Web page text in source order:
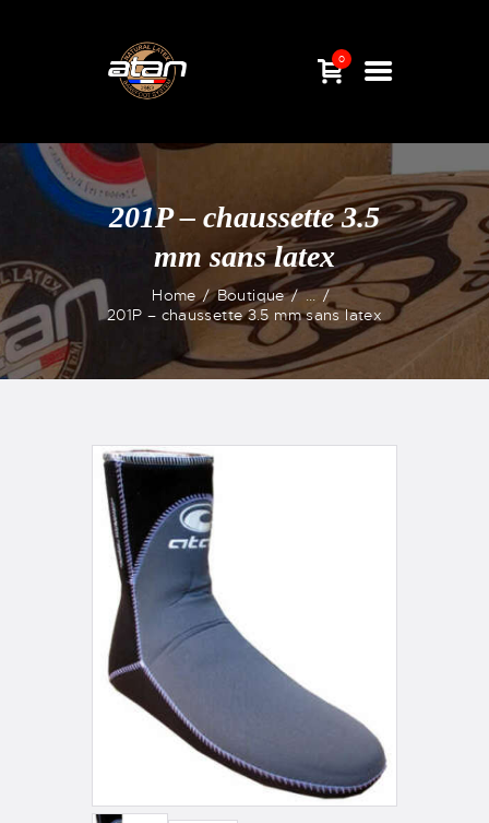
0
201P – chaussette 3.5
mm sans latex
Home Boutique
...
201P – chaussette 3.5 mm sans latex
ACCUEIL
BOUTIQUE
CONTACT & F.A.Q.